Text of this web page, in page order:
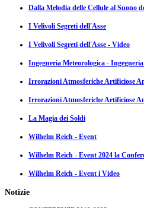
Dalla Melodia delle Cellule al Suono
I Velivoli Segreti dell'Asse
I Velivoli Segreti dell'Asse - Video
Ingegneria Meteorologica -
Irrorazioni Atmosferiche Artificiose
Irrorazioni Atmosferiche Artificiose
La Magia dei Soldi
Wilhelm Reich - Event
Wilhelm Reich - Event 2024 la
Wilhelm Reich - Event i Video
Notizie